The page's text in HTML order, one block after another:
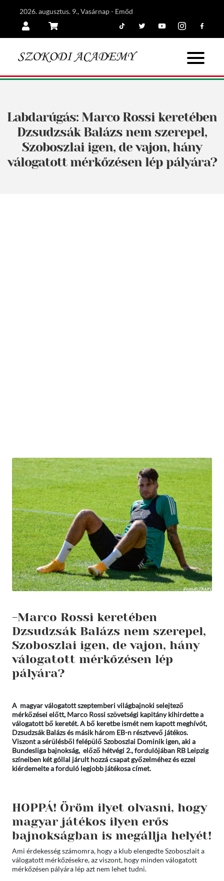
2026. augusztus. 9., Vasárnap - Emőd
Labdarúgás: Marco Rossi keretében
Dzsudzsák Balázs nem szerepel,
Szoboszlai igen, de vajon, hány
válogatott mérkőzésen lép pályára?
-Marco Rossi keretében
Dzsudzsák Balázs nem szerepel,
Szoboszlai igen, de vajon, hány
válogatott mérkőzésen lép
pályára?
A magyar válogatott szeptemberi világbajnoki selejtező
mérkőzései előtt, Marco Rossi szövetségi kapitány kihirdette a
válogatott bő keretét. A bő keretbe ismét nem kapott meghívót,
Dzsudzsák Balázs és másik három EB-n résztvevő játékos.
Viszont a sérülésből felépülő Szoboszlai Dominik igen, aki a
Bundesliga bajnokság, előző hétvégi 2., fordulójában RB Leipzig
színeiben két góllal járult hozzá csapat győzelméhez és ezzel
kiérdemelte a forduló legjobb játékosa címet.
HOPPÁ! Öröm ilyet olvasni, hogy
magyar játékos ilyen erős
bajnokságban is megállja helyét!
Ami érdekesség számomra, hogy a klub elengedte Szoboszlait a
válogatott mérkőzésekre, az viszont, hogy minden válogatott
mérkőzésen pályára lép azt nem lehet tudni.